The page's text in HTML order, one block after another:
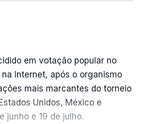
em votação popular no
na Internet, após o organismo
mais marcantes do torneio
Unidos, México e
junho e 19 de julho.